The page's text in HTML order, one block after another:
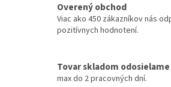
Overený obchod
Viac ako 450 zákazníkov nás
pozitívnych hodnotení.
Tovar skladom odosielame
max do 2 pracovných dní.